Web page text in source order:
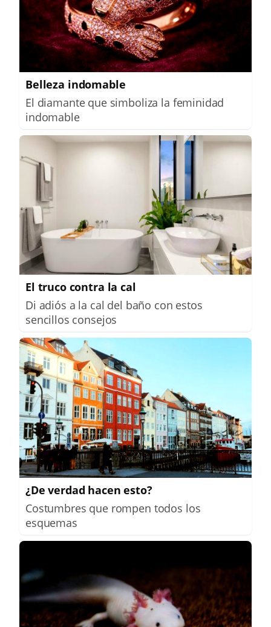
Belleza indomable
El diamante que simboliza la feminidad
indomable
El truco contra la cal
Di adiós a la cal del baño con estos
sencillos consejos
¿De verdad hacen esto?
Costumbres que rompen todos los
esquemas